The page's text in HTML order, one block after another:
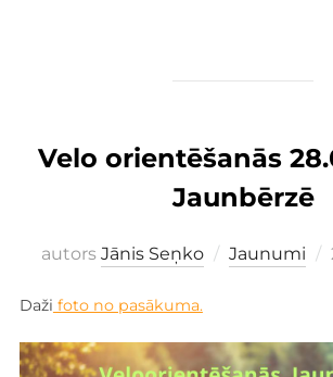
Velo orientēšanās
Jaunbērzē
autors Jānis Seņko Jaunumi
Daži foto no pasākuma.